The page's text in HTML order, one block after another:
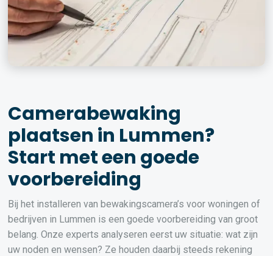
Camerabewaking
plaatsen in Lummen?
Start met een goede
voorbereiding
Bij het installeren van bewakingscamera’s voor woningen of
bedrijven in Lummen is een goede voorbereiding van groot
belang. Onze experts analyseren eerst uw situatie: wat zijn
uw noden en wensen? Ze houden daarbij steeds rekening